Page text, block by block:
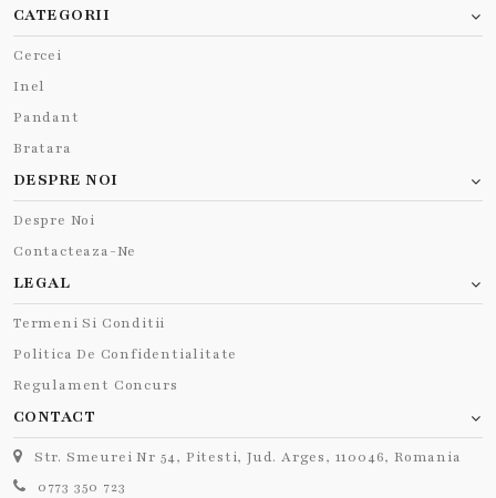
CATEGORII
Cercei
Inel
Pandant
Bratara
DESPRE NOI
Despre Noi
Contacteaza-Ne
LEGAL
Termeni Si Conditii
Politica De Confidentialitate
Regulament Concurs
CONTACT
Str. Smeurei Nr 54, Pitesti, Jud. Arges, 110046, Romania
0773 350 723